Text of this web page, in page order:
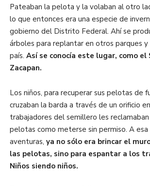
Pateaban la pelota y la volaban al otro
lo que entonces era una especie de
gobierno del Distrito Federal. Ahí se
árboles para replantar en otros parques
país. Así se conocía este lugar, como el
Zacapan.
Los niños, para recuperar sus pelotas de
cruzaban la barda a través de un orificio
trabajadores del semillero les
pelotas como meterse sin permiso. A esa
aventuras, ya no sólo era brincar el
las pelotas, sino para espantar a los
Niños siendo niños.